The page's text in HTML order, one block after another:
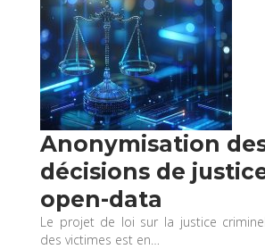
Anonymisation
décisions de
open-data
Le projet de loi sur la justice
des victimes est en…